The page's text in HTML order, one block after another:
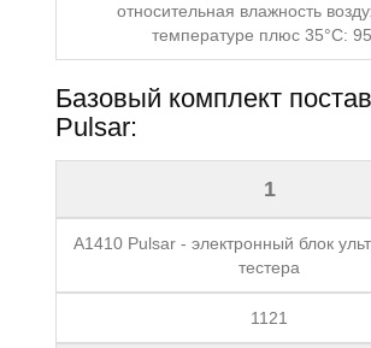
относительная влажность
температуре плюс 35°С:
Базовый комплект
Pulsar:
1
A1410 Pulsar - электронный блок
тестера
1121